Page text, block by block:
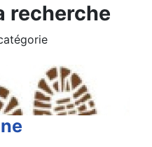
recherche